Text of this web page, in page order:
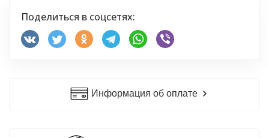
Поделиться в соцсетях:
Информация об оплате